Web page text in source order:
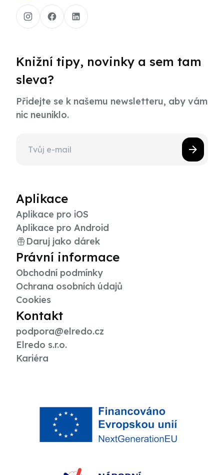
Knižní tipy, novinky a sem tam
sleva?
Přidejte se k našemu newsletteru, aby vám
nic neuniklo.
Aplikace
Aplikace pro iOS
Aplikace pro Android
Daruj jako dárek
Právní informace
Obchodní podmínky
Ochrana osobních údajů
Cookies
Kontakt
podpora@elredo.cz
Elredo s.r.o.
Kariéra